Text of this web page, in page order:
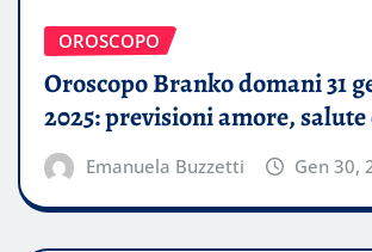
OROSCOPO
Oroscopo Branko domani 31
2025: previsioni amore,
Emanuela Buzzetti Gen 30,